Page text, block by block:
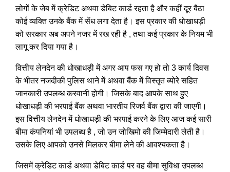
लोगों के जेब में क्रेडिट अथवा डेबिट कार्ड रहता है और कहीं दूर बैठा
कोई व्यक्ति उनके बैंक में सेंध लगा देता है। इस प्रकार की धोखाधड़ी
को सरकार अब अपने नजर में रख रही है , तथा कई प्रकार के नियम भी
लागू कर दिया गया है।
वित्तीय लेनदेन की धोखाधड़ी में अगर आप फस गए हो तो 3 कार्य दिवस
के भीतर नजदीकी पुलिस थाने में अथवा बैंक में विस्तृत ब्योरे सहित
जानकारी उपलब्ध करवानी होगी। जिसके बाद आपके साथ हुए
धोखाधड़ी की भरपाई बैंक अथवा भारतीय रिजर्व बैंक द्वारा की जाएगी।
इस वित्तीय लेनदेन में धोखाधड़ी की भरपाई करने के लिए आज कई सारी
बीमा कंपनियां भी उपलब्ध है , जो उन जोखिमो की जिम्मेदारी लेती है।
उसके लिए आपको उनसे मिलकर बीमा लेने की आवश्यकता है।
जिसमें क्रेडिट कार्ड अथवा डेबिट कार्ड पर वह बीमा सुविधा उपलब्ध